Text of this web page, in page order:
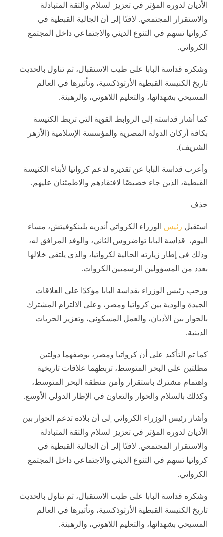
الأديان لدوره المؤثر في تعزيز السلام والثقة المتبادلة
والاستقرار المجتمعي. لافتًا إلى أن الجالية القبطية في
كرواتيا تسهم في التنوع الديني والاجتماعي داخل المجتمع
الكرواتي.
وشكره قداسة البابا على طيب الاستقبال، ثم تناول بالحديث
تاريخ الكنيسة القبطية الأرثوذكسية، وتأثيرها في العالم
المسيحي بشهدائها، والتعليم اللاهوتي، والرهبنة.
كما أشار قداسته إلى الروابط القوية التي تربط الكنيسة
بكافة أركان الدولة المصرية والمؤسسة الإسلامية (الأزهر
الشريف).
وأعرب قداسة البابا عن تقديره لدعم كرواتيا لأبناء الكنيسة
القبطية، الذين جاء خصيصًا لافتقادهم والاطمئنان عليهم.
حذف
استقبل رئيس الوزراء الكرواتي أندريه بلينكوفيتش، مساء
اليوم، قداسة البابا تواضروس الثاني، والوفد المرافق له،
وذلك في إطار زيارته الحالية لكرواتيا، والذي يلتقى خلالها
بعدد من المسؤولين الرسميين الكروات.
ورحب رئيس الوزراء بقداسة البابا مؤكدًا على العلاقات
الجيدة والودية بين كرواتيا ومصر، وعلى الالتزام المشترك
بالحوار بين الأديان، والعمل المسكوني، وتعزيز الحريات
الدينية.
كما تم التأكيد على أن كرواتيا ومصر، بوصفهما دولتين
مطلتين على البحر المتوسط، تربطهما علاقات تاريخية
واهتمام مشترك باستقرار وأمن منطقة البحر المتوسط،
وكذلك بالسلام والحوار والتعاون في الإطار الدولي الأوسع.
وأشار رئيس الوزراء الكرواتي إلى أن بلاده تدعم الحوار بين
الأديان لدوره المؤثر في تعزيز السلام والثقة المتبادلة
والاستقرار المجتمعي. لافتًا إلى أن الجالية القبطية في
كرواتيا تسهم في التنوع الديني والاجتماعي داخل المجتمع
الكرواتي.
وشكره قداسة البابا على طيب الاستقبال، ثم تناول بالحديث
تاريخ الكنيسة القبطية الأرثوذكسية، وتأثيرها في العالم
المسيحي بشهدائها، والتعليم اللاهوتي، والرهبنة.